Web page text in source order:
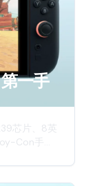
一手
芯片、8英
Con手